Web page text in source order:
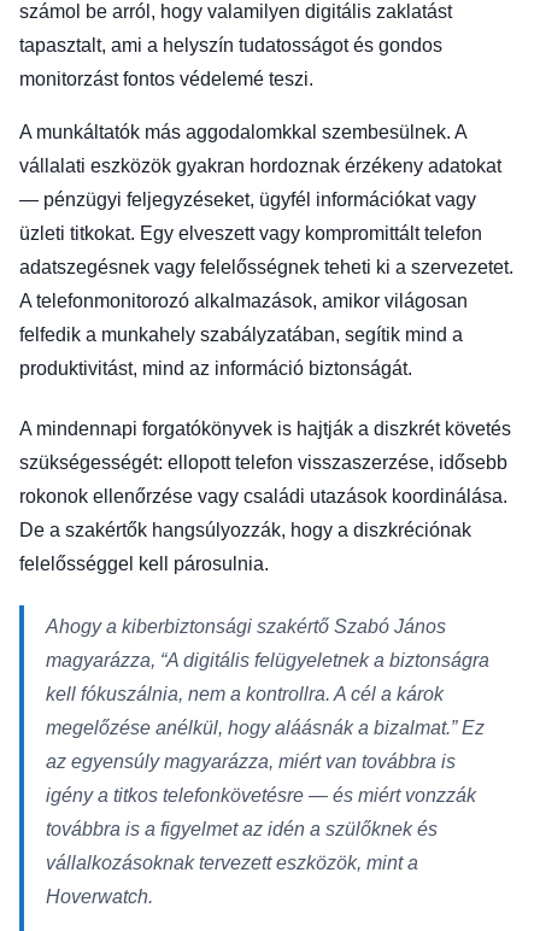
számol be arról, hogy valamilyen digitális zaklatást
tapasztalt, ami a helyszín tudatosságot és gondos
monitorzást fontos védelemé teszi.
A munkáltatók más aggodalomkkal szembesülnek. A
vállalati eszközök gyakran hordoznak érzékeny adatokat
— pénzügyi feljegyzéseket, ügyfél információkat vagy
üzleti titkokat. Egy elveszett vagy kompromittált telefon
adatszegésnek vagy felelősségnek teheti ki a szervezetet.
A telefonmonitorozó alkalmazások, amikor világosan
felfedik a munkahely szabályzatában, segítik mind a
produktivitást, mind az információ biztonságát.
A mindennapi forgatókönyvek is hajtják a diszkrét követés
szükségességét: ellopott telefon visszaszerzése, idősebb
rokonok ellenőrzése vagy családi utazások koordinálása.
De a szakértők hangsúlyozzák, hogy a diszkréciónak
felelősséggel kell párosulnia.
Ahogy a kiberbiztonsági szakértő Szabó János
magyarázza, “A digitális felügyeletnek a biztonságra
kell fókuszálnia, nem a kontrollra. A cél a károk
megelőzése anélkül, hogy aláásnák a bizalmat.”Ez
az egyensúly magyarázza, miért van továbbra is
igény a titkos telefonkövetésre — és miért vonzzák
továbbra is a figyelmet az idén a szülőknek és
vállalkozásoknak tervezett eszközök, mint a
Hoverwatch.